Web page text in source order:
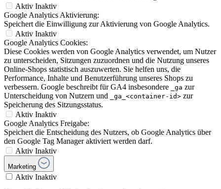
Aktiv Inaktiv
Google Analytics Aktivierung:
Speichert die Einwilligung zur Aktivierung von Google Analytics.
Aktiv Inaktiv
Google Analytics Cookies:
Diese Cookies werden von Google Analytics verwendet, um Nutzer
zu unterscheiden, Sitzungen zuzuordnen und die Nutzung unseres
Online-Shops statistisch auszuwerten. Sie helfen uns, die
Performance, Inhalte und Benutzerführung unseres Shops zu
verbessern. Google beschreibt für GA4 insbesondere
_ga zur
Unterscheidung von Nutzern und
_ga_<container-id> zur
Speicherung des Sitzungsstatus.
Aktiv Inaktiv
Google Analytics Freigabe:
Speichert die Entscheidung des Nutzers, ob Google Analytics über
den Google Tag Manager aktiviert werden darf.
Aktiv Inaktiv
Marketing
Aktiv Inaktiv